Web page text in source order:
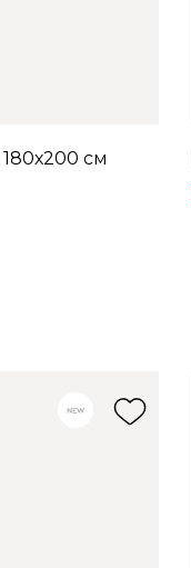
см